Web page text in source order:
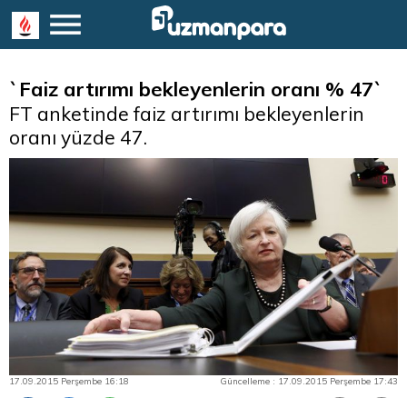
`Faiz artırımı bekleyenlerin oranı % 47`
FT anketinde faiz artırımı bekleyenlerin
oranı yüzde 47.
17.09.2015 Perşembe 16:18 Güncelleme : 17.09.2015 Perşembe 17:43